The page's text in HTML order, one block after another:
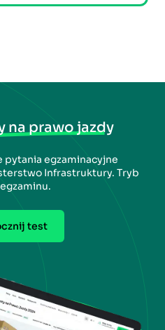
na prawo jazdy
pytania egzaminacyjne
Infrastruktury. Tryb
test